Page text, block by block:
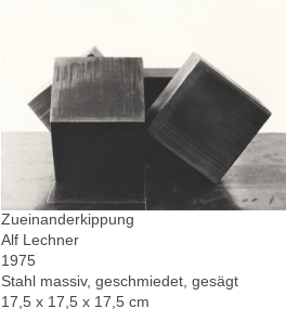
Zueinanderkippung
Alf Lechner
1975
Stahl massiv, geschmiedet, gesägt
17,5 x 17,5 x 17,5 cm